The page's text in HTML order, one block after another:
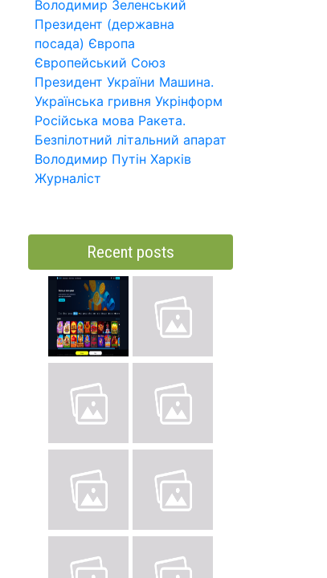
Володимир Зеленський
Президент (державна
посада) Європа
Європейський Союз
Президент України Машина.
Українська гривня Укрінформ
Російська мова Ракета.
Безпілотний літальний апарат
Володимир Путін Харків
Журналіст
Recent posts